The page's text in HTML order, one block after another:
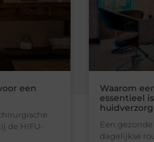
een
de HIFU-
Waarom
essentieel
Een
dagelijkse